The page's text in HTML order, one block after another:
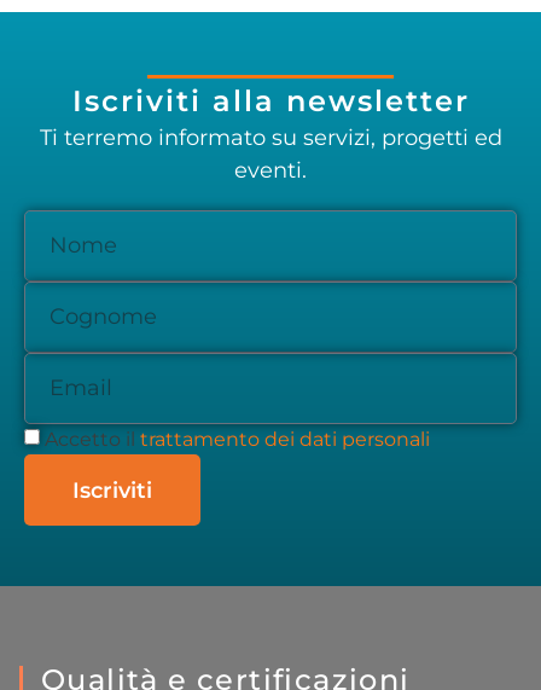
Iscriviti alla newsletter
Ti terremo informato su servizi, progetti ed
eventi.
Accetto il trattamento dei dati personali
Iscriviti
Qualità e certificazioni